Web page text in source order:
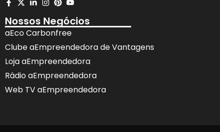
Nossos Negócios
aEco Carbonfree
Clube aEmpreendedora de Vantagens
Loja aEmpreendedora
Rádio aEmpreendedora
Web TV aEmpreendedora